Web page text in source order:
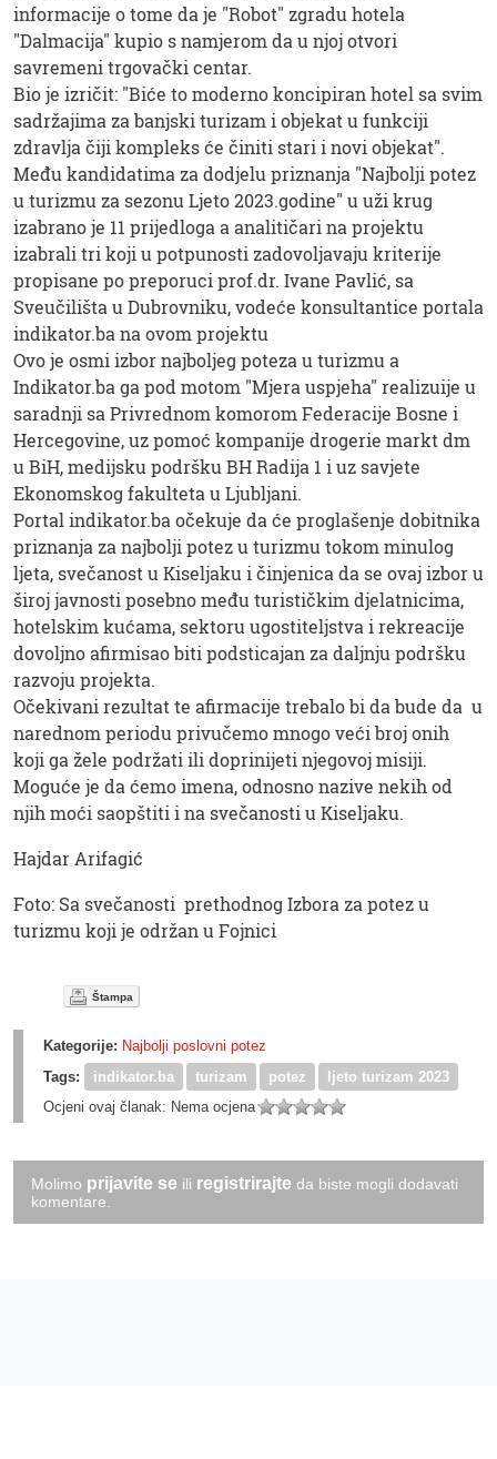
informacije o tome da je "Robot" zgradu hotela
"Dalmacija" kupio s namjerom da u njoj otvori
savremeni trgovački centar.
Bio je izričit: "Biće to moderno koncipiran hotel sa svim
sadržajima za banjski turizam i objekat u funkciji
zdravlja čiji kompleks će činiti stari i novi objekat".
Među kandidatima za dodjelu priznanja "Najbolji potez
u turizmu za sezonu Ljeto 2023.godine" u uži krug
izabrano je 11 prijedloga a analitičari na projektu
izabrali tri koji u potpunosti zadovoljavaju kriterije
propisane po preporuci prof.dr. Ivane Pavlić, sa
Sveučilišta u Dubrovniku, vodeće konsultantice portala
indikator.ba na ovom projektu
Ovo je osmi izbor najboljeg poteza u turizmu a
Indikator.ba ga pod motom "Mjera uspjeha" realizuije u
saradnji sa Privrednom komorom Federacije Bosne i
Hercegovine, uz pomoć kompanije drogerie markt dm
u BiH, medijsku podršku BH Radija 1 i uz savjete
Ekonomskog fakulteta u Ljubljani.
Portal indikator.ba očekuje da će proglašenje dobitnika
priznanja za najbolji potez u turizmu tokom minulog
ljeta, svečanost u Kiseljaku i činjenica da se ovaj izbor u
široj javnosti posebno među turističkim djelatnicima,
hotelskim kućama, sektoru ugostiteljstva i rekreacije
dovoljno afirmisao biti podsticajan za daljnju podršku
razvoju projekta.
Očekivani rezultat te afirmacije trebalo bi da bude da u
narednom periodu privučemo mnogo veći broj onih
koji ga žele podržati ili doprinijeti njegovoj misiji.
Moguće je da ćemo imena, odnosno nazive nekih od
njih moći saopštiti i na svečanosti u Kiseljaku.
Hajdar Arifagić
Foto: Sa svečanosti prethodnog Izbora za potez u
turizmu koji je održan u Fojnici
Štampa
Kategorije: Najbolji poslovni potez
Tags:
indikator.ba turizam potez
ljeto turizam 2023
Ocjeni ovaj članak: Nema ocjena
Molimo prijavite se ili registrirajte da biste mogli dodavati
komentare.